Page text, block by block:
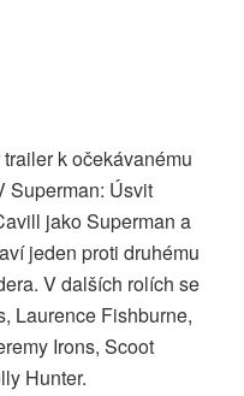
k očekávanému
Superman: Úsvit
jako Superman a
jeden proti druhému
V dalších rolích se
Laurence Fishburne,
Irons, Scoot
Hunter.